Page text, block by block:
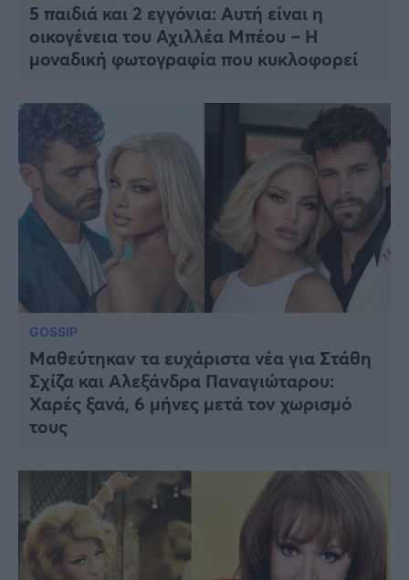
5 παιδιά και 2 εγγόνια: Αυτή είναι η
οικογένεια του Αχιλλέα Μπέου – Η
μοναδική φωτογραφία που κυκλοφορεί
GOSSIP
Μαθεύτηκαν τα ευχάριστα νέα για Στάθη
Σχίζα και Αλεξάνδρα Παναγιώταρου:
Χαρές ξανά, 6 μήνες μετά τον χωρισμό
τους